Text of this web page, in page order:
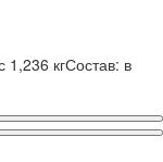
кгСостав: в